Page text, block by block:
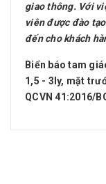
giao thông. Với
viên được đào
đến cho khách
Biển báo tam
1,5 - 3ly, mặt
QCVN 41:2016/